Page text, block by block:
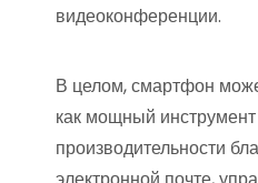
видеоконференции.
В целом, смартфон
как мощный
производительности